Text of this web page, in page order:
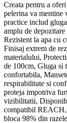
Creata pentru a
pelerina va mentine
practice includ
amplu de
Rezistent la apa cu
Finisaj extrem de
materialului,
de 100cm, Gluga si
confortabila,
respirabilitate si
proteja impotriva
vizibilitatii,
compatibil REACH,
bloca 98% din